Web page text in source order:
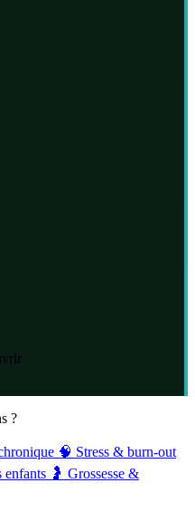
?
🧠 Stress & burn-out
enfants 🤰 Grossesse &